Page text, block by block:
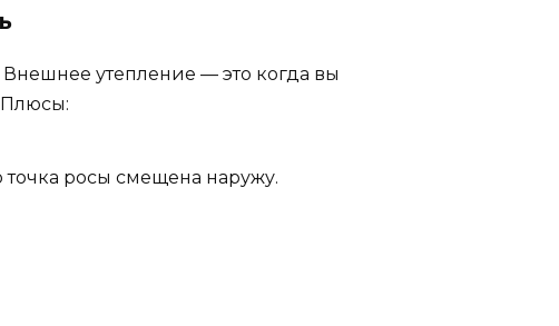
утепление — это когда вы
Плюсы:
точка росы смещена наружу.